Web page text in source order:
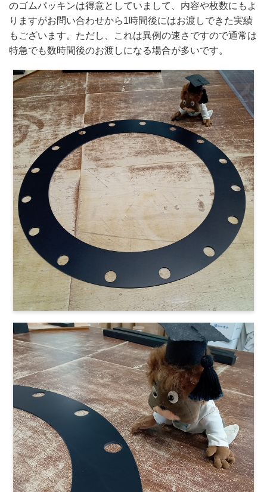
のゴムパッキンは得意としていまして、内容や枚数にもよ
りますがお問い合わせから1時間後にはお渡しできた実績
もございます。ただし、これは異例の速さですので通常は
特急でも数時間後のお渡しになる場合が多いです。